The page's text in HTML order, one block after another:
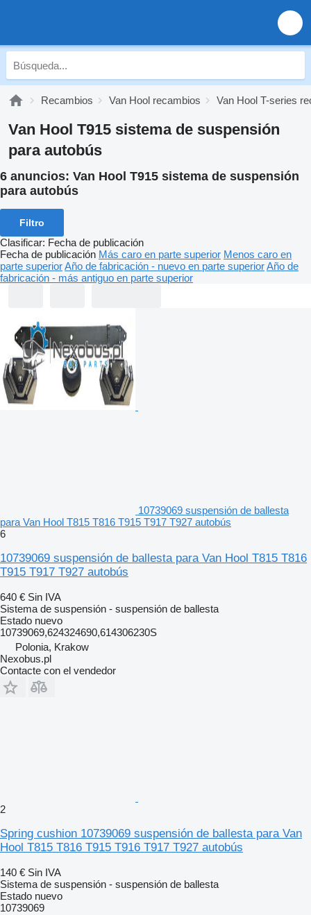
Recambios Van Hool recambios Van Hool T-series
Van Hool T915 sistema de suspensión
para autobús
6 anuncios: Van Hool T915 sistema de suspensión
para autobús
Filtro
Clasificar: Fecha de publicación
Fecha de publicación Más caro en parte superior Menos caro en
parte superiorAño de fabricación - nuevo en parte superiorAño de
fabricación - más antiguo en parte superior
10739069 suspensión de ballesta
para Van Hool T815 T816 T915 T917 T927 autobús
6
10739069 suspensión de ballesta para Van Hool T815 T816
T915 T917 T927 autobús
640 € Sin IVA
Sistema de suspensión - suspensión de ballesta
Estado nuevo
10739069,624324690,614306230S
Polonia, Krakow
Nexobus.pl
Contacte con el vendedor
2
Spring cushion 10739069 suspensión de ballesta para Van
Hool T815 T816 T915 T916 T917 T927 autobús
140 € Sin IVA
Sistema de suspensión - suspensión de ballesta
Estado nuevo
10739069